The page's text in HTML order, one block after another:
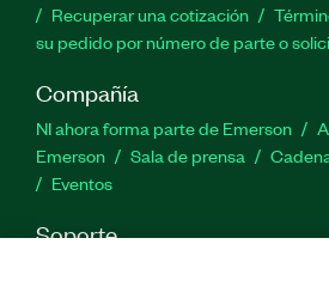
Recuperar una cotización
su pedido por número de parte o
Compañía
NI ahora forma parte de Emerson
Emerson
Sala de prensa
Eventos
Soporte